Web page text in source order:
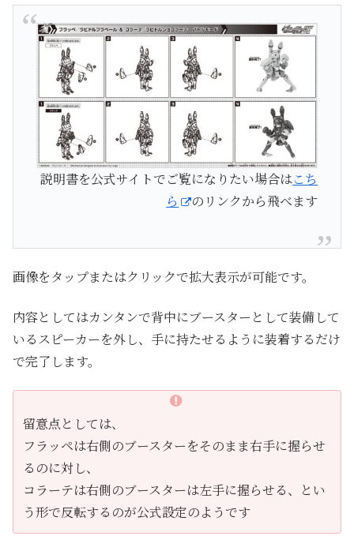
説明書を公式サイトでご覧になりたい場合はこち
ら
のリンクから飛べます
画像をタップまたはクリックで拡大表示が可能です。
内容としてはカンタンで背中にブースターとして装備して
いるスピーカーを外し、手に持たせるように装着するだけ
で完了します。
留意点としては、
フラッペは右側のブースターをそのまま右手に握らせ
るのに対し、
コラーテは右側のブースターは左手に握らせる、とい
う形で反転するのが公式設定のようです